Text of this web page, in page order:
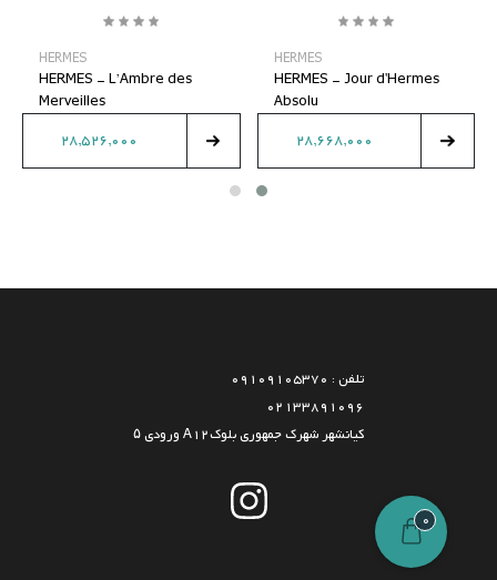
0
HERMES
HERMES - L’Ambre des
Merveilles
28,526,000
HERMES
HERMES - Jour d'Hermes
Absolu
28,668,000
تلفن : 09109105370
02133891096
کیانشهر شهرک جمهوری بلوکA12 ورودی ۵